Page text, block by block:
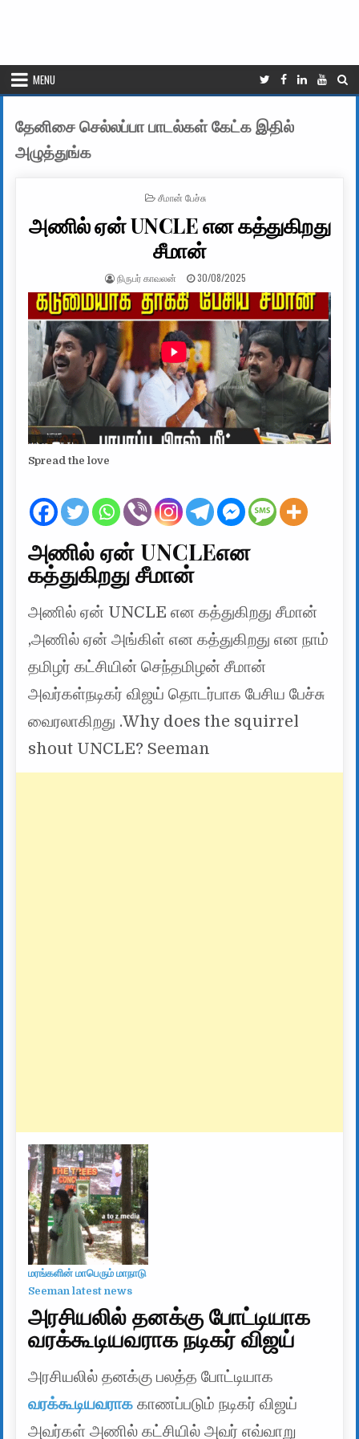
MENU
தேனிசை செல்லப்பா பாடல்கள் கேட்க இதில்
அழுத்துங்க
POSTED IN
சீமான் பேச்சு
அணில் ஏன் UNCLE என கத்துகிறது
சீமான்
AUTHOR:
நிருபர் காவலன் PUBLISHED DATE:
30/08/2025
Spread the love
அணில் ஏன் UNCLEஎன
கத்துகிறது சீமான்
அணில் ஏன் UNCLE என கத்துகிறது சீமான்
,அணில் ஏன் அங்கிள் என கத்துகிறது என நாம்
தமிழர் கட்சியின் செந்தமிழன் சீமான்
அவர்கள்நடிகர் விஜய் தொடர்பாக பேசிய பேச்சு
வைரலாகிறது .Why does the squirrel
shout UNCLE? Seeman
மரங்களின் மாபெரும் மாநாடு
Seeman latest news
அரசியலில் தனக்கு போட்டியாக
வரக்கூடியவராக நடிகர் விஜய்
அரசியலில் தனக்கு பலத்த போட்டியாக
வரக்கூடியவராக காணப்படும் நடிகர் விஜய்
அவர்கள் அணில் கட்சியில் அவர் எவ்வாறு